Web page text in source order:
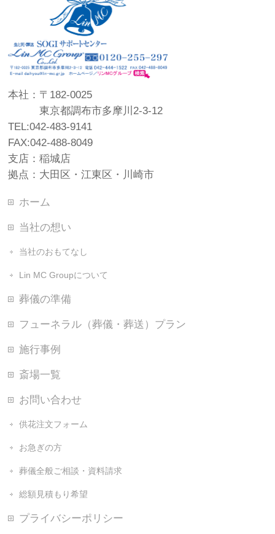
本社：〒182-0025
東京都調布市多摩川2-3-12
TEL:042-483-9141
FAX:042-488-8049
支店：稲城店
拠点：大田区・江東区・川崎市
ホーム
当社の想い
当社のおもてなし
Lin MC Groupについて
葬儀の準備
フューネラル（葬儀・葬送）プラン
施行事例
斎場一覧
お問い合わせ
供花注文フォーム
お急ぎの方
葬儀全般ご相談・資料請求
総額見積もり希望
プライバシーポリシー